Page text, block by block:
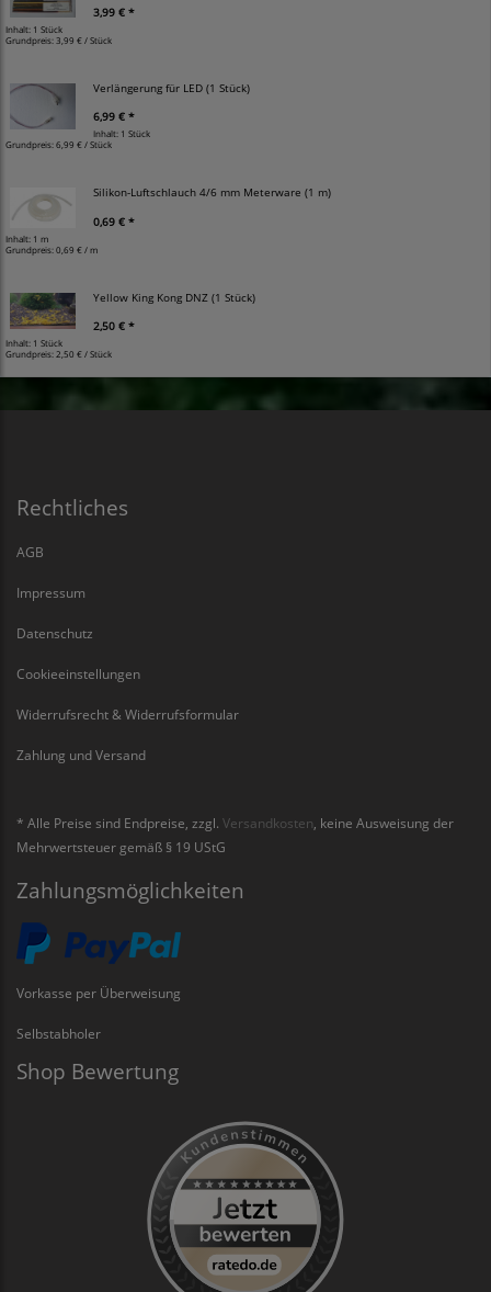
3,99 € *
Inhalt: 1 Stück
Grundpreis:3,99 € / Stück
Verlängerung für LED (1 Stück)
6,99 € *
Inhalt: 1 Stück
Grundpreis:6,99 € / Stück
Silikon-Luftschlauch 4/6 mm Meterware (1 m)
0,69 € *
Inhalt: 1 m
Grundpreis:0,69 € / m
Yellow King Kong DNZ (1 Stück)
2,50 € *
Inhalt: 1 Stück
Grundpreis: 2,50 € / Stück
Rechtliches
AGB
Impressum
Datenschutz
Cookieeinstellungen
Widerrufsrecht & Widerrufsformular
Zahlung und Versand
* Alle Preise sind Endpreise, zzgl. Versandkosten , keine Ausweisung der
Mehrwertsteuer gemäß § 19 UStG
Zahlungsmöglichkeiten
Vorkasse per Überweisung
Selbstabholer
Shop Bewertung